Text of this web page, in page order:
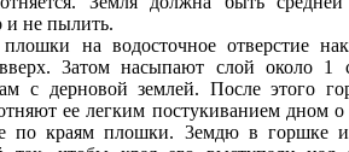
и не пылить.
на водосточное отверстие
3атом насыпают слой около 1
с дерновой землей. После этого
ее легким постукиванием дном
по краям плошки. 3емдю в горшке